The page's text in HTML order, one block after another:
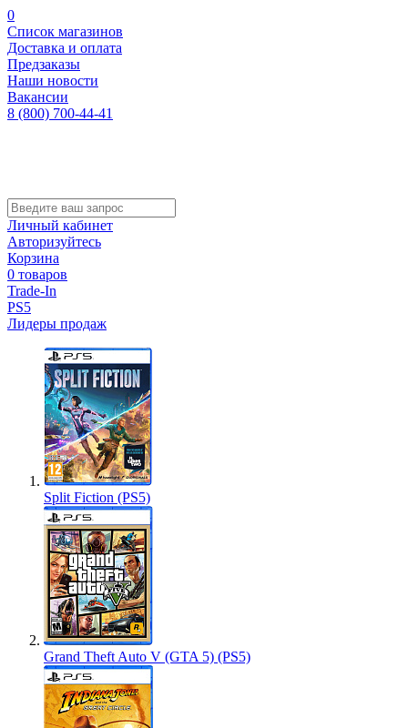
0
Список магазинов
Доставка и оплата
Предзаказы
Наши новости
Вакансии
8 (800) 700-44-41
Личный кабинет
Авторизуйтесь
Корзина
0 товаров
Trade-In
PS5
Лидеры продаж
Split Fiction (PS5)
Grand Theft Auto V (GTA 5) (PS5)